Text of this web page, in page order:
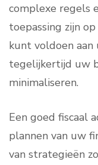
complexe regels
toepassing zijn
kunt voldoen
tegelijkertijd uw
minimaliseren.
Een goed fiscaal
plannen van uw
van strategieën